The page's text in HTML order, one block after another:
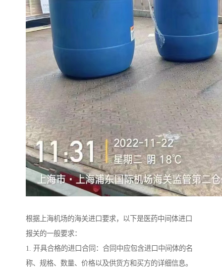
根据上海机场的海关进口要求，以下是医药中间体进口
报关的一般要求：
1. 开具合格的进口合同：合同中应包含进口中间体的名
称、规格、数量、价格以及供货方和买方的详细信息。